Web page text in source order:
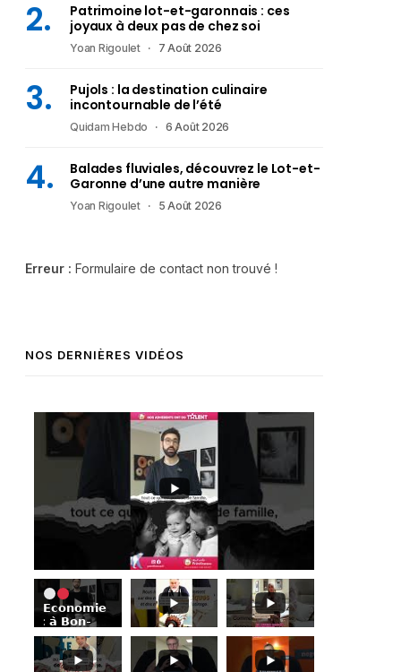
Patrimoine lot-et-garonnais : ces
joyaux à deux pas de chez soi
Yoan Rigoulet 7 Août 2026
Pujols : la destination culinaire
incontournable de l’été
Quidam Hebdo 6 Août 2026
Balades fluviales, découvrez le Lot-et-
Garonne d’une autre manière
Yoan Rigoulet 5 Août 2026
Erreur : Formulaire de contact non trouvé !
NOS DERNIÈRES VIDÉOS
𝗘𝗰𝗼𝗻𝗼𝗺𝗶𝗲
: 𝗮̀ 𝗕𝗼𝗻-
𝗘𝗻𝗰𝗼𝗻𝘁𝗿𝗲,
𝗦𝗶𝗺𝗼𝗻
𝗔𝗯𝗶𝗸𝗲𝗿